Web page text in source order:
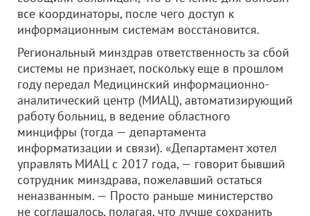
все координаторы, после чего доступ к
информационным системам восстановится.
Региональный минздрав ответственность за сбой
системы не признает, поскольку еще в прошлом
году передал Медицинский информационно-
аналитический центр (МИАЦ), автоматизирующий
работу больниц, в ведение областного
минцифры (тогда — департамента
информатизации и связи). «Департамент хотел
управлять МИАЦ с 2017 года, — говорит бывший
сотрудник минздрава, пожелавший остаться
неназванным. — Просто раньше министерство
не соглашалось, полагая, что лучше сохранить